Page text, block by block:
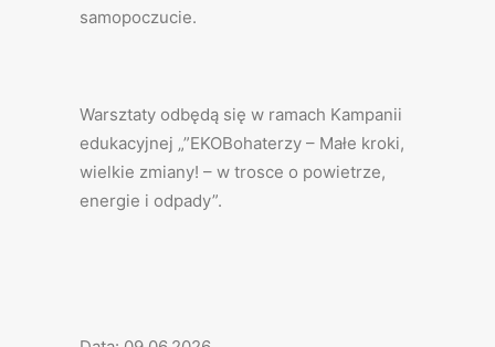
samopoczucie.
Warsztaty odbędą się w ramach Kampanii
edukacyjnej „”EKOBohaterzy – Małe kroki,
wielkie zmiany! – w trosce o powietrze,
energie i odpady”.